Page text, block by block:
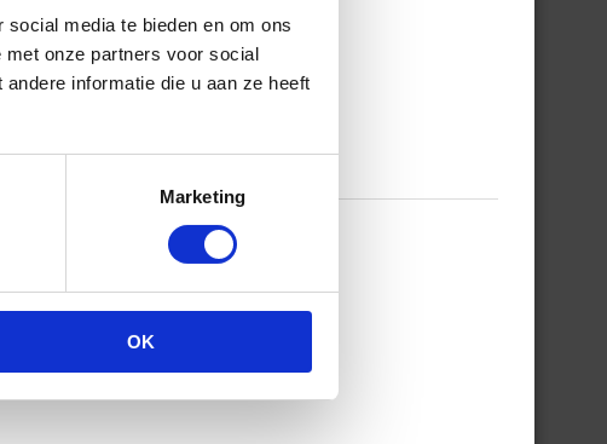
media te bieden en om ons
onze partners voor social
informatie die u aan ze heeft
Marketing
OK
50% KORTING